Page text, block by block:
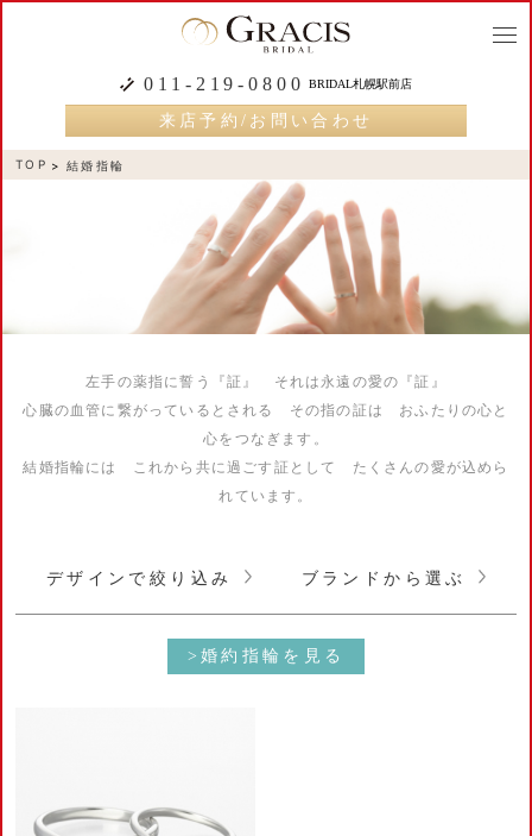
011-219-0800 BRIDAL札幌駅前店
来店予約/お問い合わせ
TOP 結婚指輪
左手の薬指に誓う『証』 それは永遠の愛の『証』
心臓の血管に繋がっているとされる その指の証は おふたりの心と
心をつなぎます。
結婚指輪には これから共に過ごす証として たくさんの愛が込めら
れています。
デザインで絞り込み ブランドから選ぶ
>婚約指輪を見る